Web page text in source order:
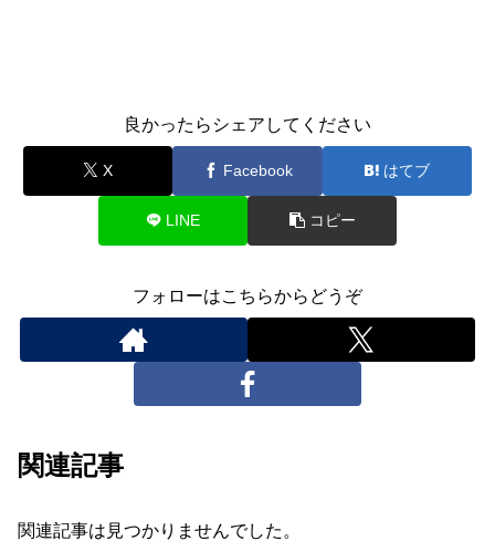
良かったらシェアしてください
X Facebook はてブ
LINE コピー
フォローはこちらからどうぞ
関連記事
関連記事は見つかりませんでした。